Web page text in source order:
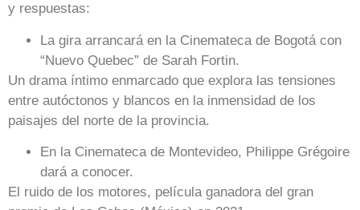
y respuestas:
La gira arrancará en la Cinemateca de Bogotá con
“Nuevo Quebec” de Sarah Fortin.
Un drama íntimo enmarcado que explora las tensiones
entre autóctonos y blancos en la inmensidad de los
paisajes del norte de la provincia.
En la Cinemateca de Montevideo, Philippe Grégoire
dará a conocer.
El ruido de los motores, película ganadora del gran